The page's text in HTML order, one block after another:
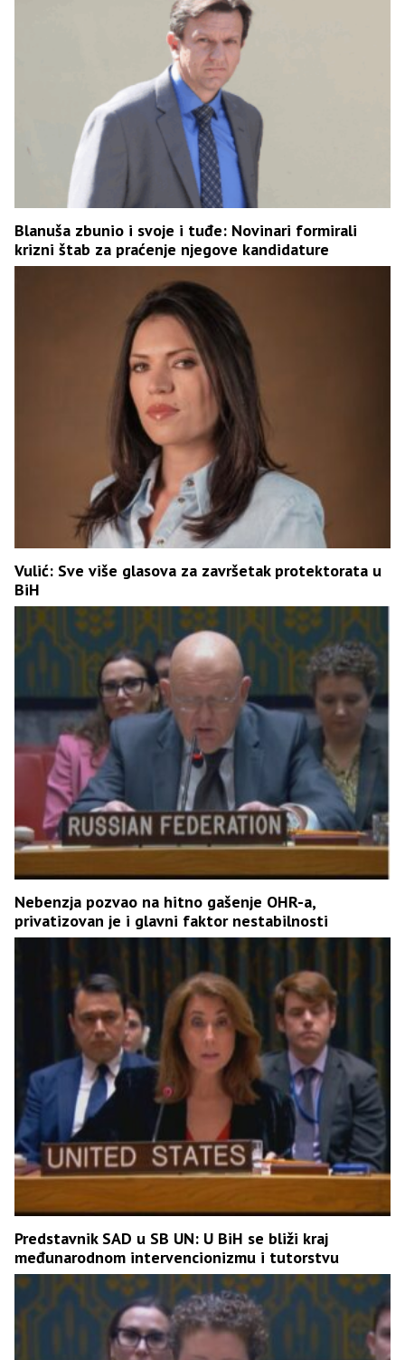
Blanuša zbunio i svoje i tuđe: Novinari formirali
krizni štab za praćenje njegove kandidature
Vulić: Sve više glasova za završetak protektorata u
BiH
Nebenzja pozvao na hitno gašenje OHR-a,
privatizovan je i glavni faktor nestabilnosti
Predstavnik SAD u SB UN: U BiH se bliži kraj
međunarodnom intervencionizmu i tutorstvu